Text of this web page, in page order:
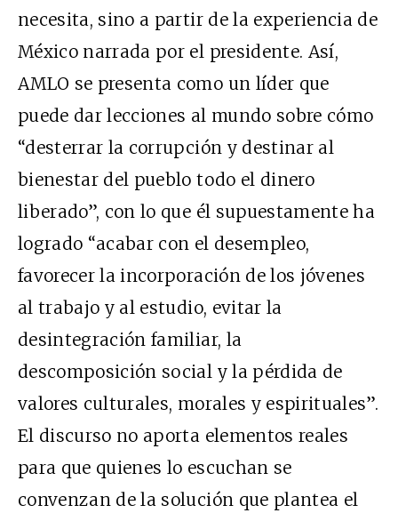
necesita, sino a partir de la experiencia de
México narrada por el presidente. Así,
AMLO se presenta como un líder que
puede dar lecciones al mundo sobre cómo
“desterrar la corrupción y destinar al
bienestar del pueblo todo el dinero
liberado”, con lo que él supuestamente ha
logrado “acabar con el desempleo,
favorecer la incorporación de los jóvenes
al trabajo y al estudio, evitar la
desintegración familiar, la
descomposición social y la pérdida de
valores culturales, morales y espirituales”.
El discurso no aporta elementos reales
para que quienes lo escuchan se
convenzan de la solución que plantea el